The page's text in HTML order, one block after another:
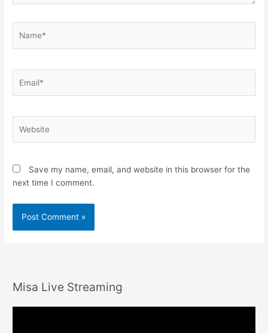
Save my name, email, and website in this browser for the
next time I comment.
Misa Live Streaming